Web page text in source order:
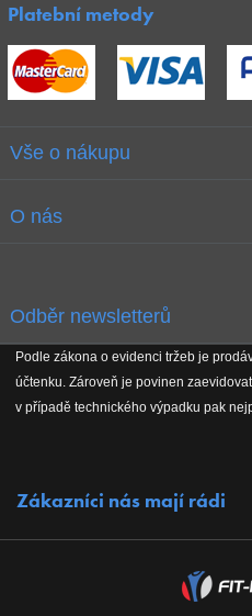
Platební metody
Vše o nákupu
Obchodní podmínky
Reklamační řád
O nás
Koho podporujeme
Odběr newsletterů
Získejte přehled o novinkách,
na nové články v magazínu!
Podle zákona o evidenci tržeb je
účtenku. Zároveň je povinen
v případě technického výpadku pak
Zákazníci nás mají rádi